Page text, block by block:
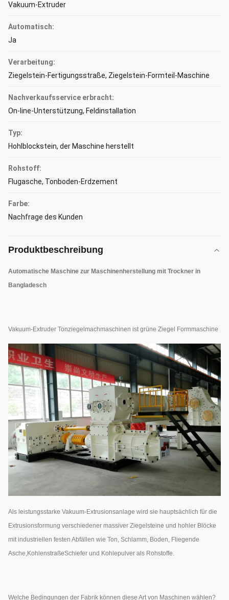
Vakuum-Extruder
Automatisch:
Ja
Verarbeitung:
Ziegelstein-Fertigungsstraße, Ziegelstein-Formteil-Maschine
Nachverkaufsservice erbracht:
On-line-Unterstützung, Feldinstallation
Typ:
Hohlblockstein, der Maschine herstellt
Rohstoff:
Flugasche, Tonboden-Erdzement
Farbe:
Nachfrage des Kunden
Produktbeschreibung
Automatische Maschine zur Maschinenherstellung mit Trockner in
Bangladesch
Vakuum-Extruder Tonziegelmachmaschinen ist grüne Ziegel Formmaschine
Als leistungsstarke Vakuum-Extrusionsanlage wird sie hauptsächlich für die
Extrusionsformung verschiedener massiver Ziegelsteine und hohler Blöcke
mit industriellen festen Abfällen wie Ton, Schlamm, Boden, Fliegende
Asche,KohlenstraßeSchiefer und Kohlepulver als Rohstoffe.
Welche Bedingungen der Fabrik können diese Art von Maschinen wählen?